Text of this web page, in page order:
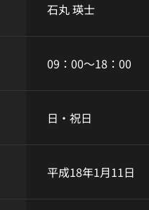
石丸 瑛士
09：00～18：00
日・祝日
平成18年1月11日